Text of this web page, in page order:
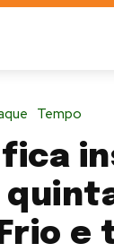
Tempo
e